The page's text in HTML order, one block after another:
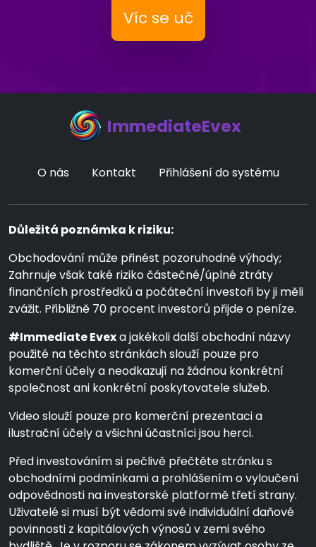
Víc se uč
ImmediateEvex
O nás Kontakt Přihlášení do systému
Důležitá poznámka k riziku:
Obchodování může přinést pozoruhodné výhody;
Zahrnuje však také riziko částečné/úplné ztráty
finančních prostředků a počáteční investoři by ji měli
zvážit. Přibližně 70 procent investorů přijde o peníze.
#Immediate Evexa jakékoli další obchodní názvy
použité na těchto stránkách slouží pouze pro
komerční účely a neodkazují na žádnou konkrétní
společnost ani konkrétní poskytovatele služeb.
Video slouží pouze pro komerční prezentaci a
ilustrační účely a všichni účastníci jsou herci.
Před investováním si pečlivě přečtěte stránku s
obchodními podmínkami a prohlášením o vyloučení
odpovědnosti na investorské platformě třetí strany.
Uživatelé si musí být vědomi své individuální daňové
povinnosti z kapitálových výnosů v zemi svého